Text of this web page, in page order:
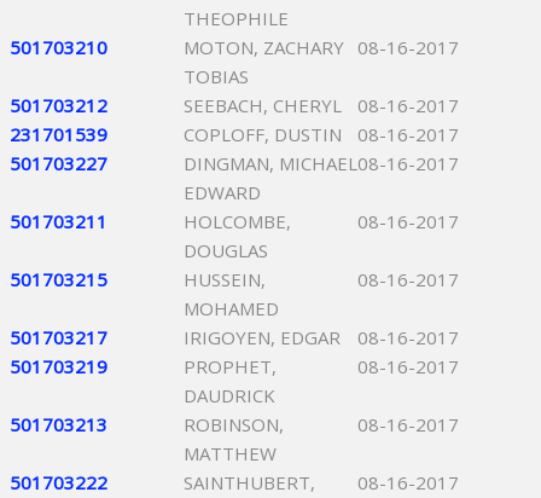
THEOPHILE
501703210
MOTON, ZACHARY
TOBIAS
08-16-2017
501703212 SEEBACH, CHERYL
08-16-2017
231701539
COPLOFF, DUSTIN
08-16-2017
501703227
DINGMAN, MICHAEL
EDWARD
08-16-2017
501703211
HOLCOMBE,
DOUGLAS
08-16-2017
501703215
HUSSEIN,
MOHAMED
08-16-2017
501703217 IRIGOYEN, EDGAR
08-16-2017
501703219
PROPHET,
DAUDRICK
08-16-2017
501703213
ROBINSON,
MATTHEW
08-16-2017
501703222
SAINTHUBERT,
08-16-2017